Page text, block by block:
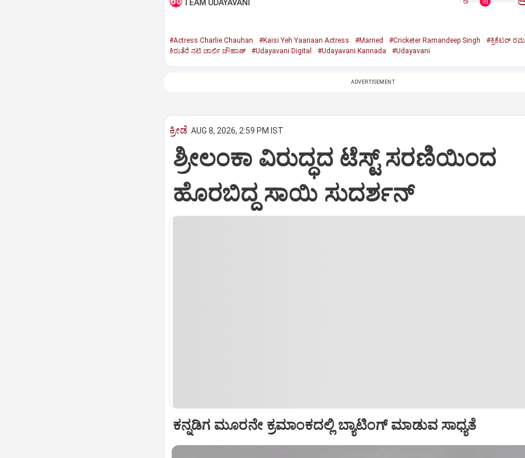
TEAM UDAYAVANI
#Actress Charlie Chauhan #Kaisi Yeh Yaariaan Actress #Married #Cricketer Ramandeep Singh #ಕ್ರಿಕೆಟರ್‌
ಕಿರುತೆರೆ ನಟಿ ಚಾರ್ಲಿ ಚೌಹಾಣ್
#Udayavani Digital #Udayavani Kannada #Udayavani
ADVERTISEMENT
ಕ್ರೀಡೆ AUG 8, 2026, 2:59 PM IST
ಶ್ರೀಲಂಕಾ ವಿರುದ್ಧದ ಟೆಸ್ಟ್ ಸರಣಿಯಿಂದ
ಹೊರಬಿದ್ದ ಸಾಯಿ ಸುದರ್ಶನ್
ಕನ್ನಡಿಗ ಮೂರನೇ ಕ್ರಮಾಂಕದಲ್ಲಿ ಬ್ಯಾಟಿಂಗ್ ಮಾಡುವ ಸಾಧ್ಯತೆ